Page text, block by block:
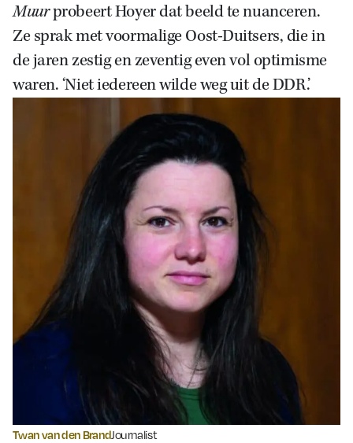
Zoek
Muurprobeert Hoyer dat beeld te nuanceren.
Ze sprak met voormalige Oost-Duitsers, die in
de jaren zestig en zeventig even vol optimisme
waren. ‘Niet iedereen wilde weg uit de DDR.’
Twan van den BrandJournalist